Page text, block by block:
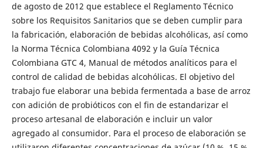
de agosto de 2012 que establece el Reglamento Técnico
sobre los Requisitos Sanitarios que se deben cumplir para
la fabricación, elaboración de bebidas alcohólicas, así como
la Norma Técnica Colombiana 4092 y la Guía Técnica
Colombiana GTC 4, Manual de métodos analíticos para el
control de calidad de bebidas alcohólicas. El objetivo del
trabajo fue elaborar una bebida fermentada a base de arroz
con adición de probióticos con el fin de estandarizar el
proceso artesanal de elaboración e incluir un valor
agregado al consumidor. Para el proceso de elaboración se